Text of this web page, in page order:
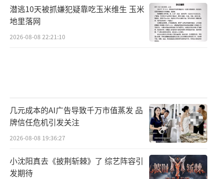
潜逃10天被抓嫌犯疑靠吃玉米维生 玉米
地里落网
2026-08-08 22:21:10
几元成本的AI广告导致千万市值蒸发 品
牌信任危机引发关注
2026-08-08 19:36:27
小沈阳真去《披荆斩棘》了 综艺阵容引
发期待